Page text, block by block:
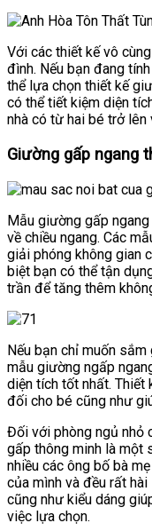
Với các thiết kế vô
đình. Nếu bạn đang
thể lựa chọn thiết kế
có thể tiết kiệm diện
nhà có từ hai bé trở lên
Giường gấp ngang
Mẫu giường gấp
về chiều ngang. Các
giải phóng không gian
biệt bạn có thể tận
trần để tăng thêm
Nếu bạn chỉ muốn
mẫu giường ngấp
diện tích tốt nhất.
đối cho bé cũng như
Đối với phòng ngủ nhỏ
gấp thông minh là một
nhiều các ông bố bà
của mình và đều rất
cũng như kiểu dáng
việc lựa chọn.